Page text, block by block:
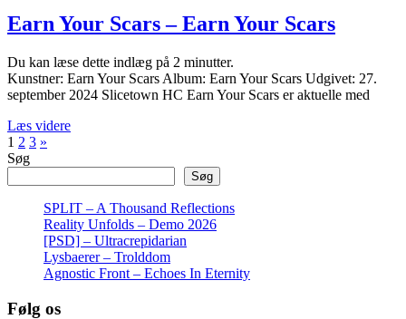
Earn Your Scars – Earn Your Scars
Du kan læse dette indlæg på 2 minutter.
Kunstner: Earn Your Scars Album: Earn Your Scars Udgivet: 27.
september 2024 Slicetown HC Earn Your Scars er aktuelle med
Læs videre
Indlægsinddeling
1 2 3 Next
»
Søg
Søg
SPLIT – A Thousand Reflections
Reality Unfolds – Demo 2026
[PSD] – Ultracrepidarian
Lysbaerer – Trolddom
Agnostic Front – Echoes In Eternity
Følg os